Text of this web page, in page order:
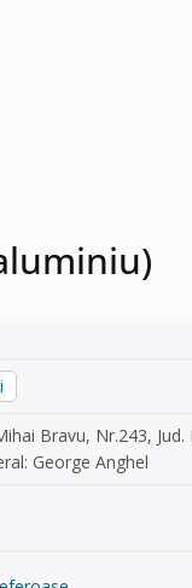
Bravu, Nr.243,
George Anghel